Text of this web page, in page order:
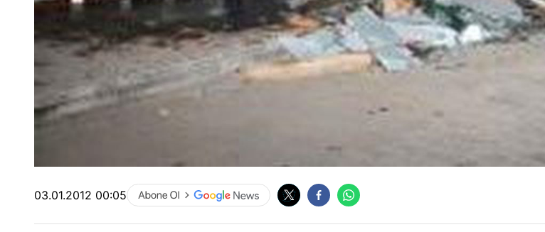
03.01.2012 00:05